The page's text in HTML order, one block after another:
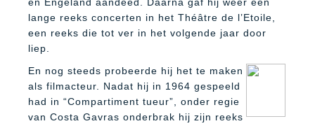
lange reeks concerten in het Théâtre de l’Etoile,
een reeks die tot ver in het volgende jaar door
liep.
En nog steeds probeerde hij het te maken
als filmacteur. Nadat hij in 1964 gespeeld
had in “Compartiment tueur”, onder regie
van Costa Gavras onderbrak hij zijn reeks